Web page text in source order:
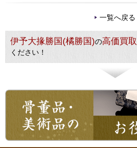
一覧へ戻る
伊予大掾勝国(橘勝国)の高価買取
ください！